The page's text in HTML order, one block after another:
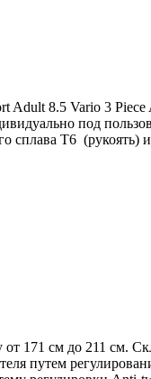
Adult 8.5 Vario 3
под
сплава Т6 (рукоять)
171 см до 211 см.
путем